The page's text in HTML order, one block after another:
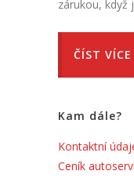
zárukou, když
ČÍST VÍCE
Kam dále?
Kontaktní
Ceník